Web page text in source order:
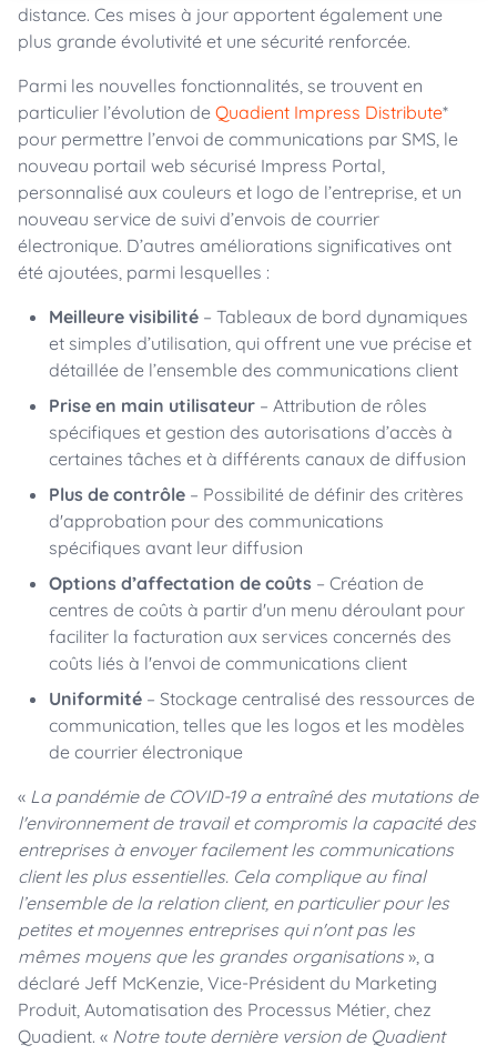
distance. Ces mises à jour apportent également une
plus grande évolutivité et une sécurité renforcée.
Parmi les nouvelles fonctionnalités, se trouvent en
particulier l’évolution de Quadient Impress Distribute*
pour permettre l’envoi de communications par SMS, le
nouveau portail web sécurisé Impress Portal,
personnalisé aux couleurs et logo de l’entreprise, et un
nouveau service de suivi d’envois de courrier
électronique. D’autres améliorations significatives ont
été ajoutées, parmi lesquelles :
Meilleure visibilité – Tableaux de bord dynamiques
et simples d’utilisation, qui offrent une vue précise et
détaillée de l’ensemble des communications client
Prise en main utilisateur – Attribution de rôles
spécifiques et gestion des autorisations d’accès à
certaines tâches et à différents canaux de diffusion
Plus de contrôle – Possibilité de définir des critères
d'approbation pour des communications
spécifiques avant leur diffusion
Options d’affectation de coûts – Création de
centres de coûts à partir d'un menu déroulant pour
faciliter la facturation aux services concernés des
coûts liés à l'envoi de communications client
Uniformité – Stockage centralisé des ressources de
communication, telles que les logos et les modèles
de courrier électronique
« La pandémie de COVID-19 a entraîné des mutations de
l'environnement de travail et compromis la capacité des
entreprises à envoyer facilement les communications
client les plus essentielles. Cela complique au final
l’ensemble de la relation client, en particulier pour les
petites et moyennes entreprises qui n'ont pas les
mêmes moyens que les grandes organisations », a
déclaré Jeff McKenzie, Vice-Président du Marketing
Produit, Automatisation des Processus Métier, chez
Quadient. « Notre toute dernière version de Quadient